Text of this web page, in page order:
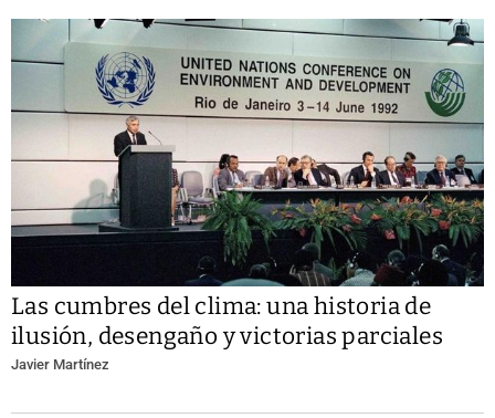
Las cumbres del clima: una historia de
ilusión, desengaño y victorias parciales
Javier Martínez